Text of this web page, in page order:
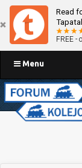
Read
FREE -
Menu